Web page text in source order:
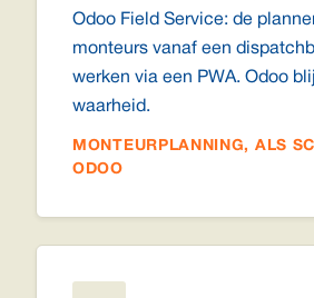
Odoo Field Service: de
monteurs vanaf een
werken via een PWA. Odoo
waarheid.
MONTEURPLANNING, ALS
ODOO